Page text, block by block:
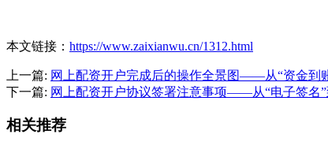
本文链接： https://www.zaixianwu.cn/1312.html
上一篇: 网上配资开户完成后的操作全景图——从“资金到
下一篇: 网上配资开户协议签署注意事项——从“电子签名
相关推荐